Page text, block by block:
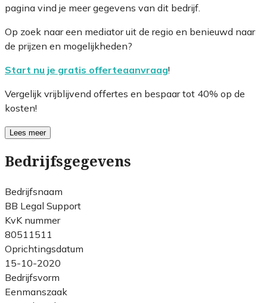
pagina vind je meer gegevens van dit bedrijf.
Op zoek naar een mediator uit de regio en benieuwd naar
de prijzen en mogelijkheden?
Start nu je gratis offerteaanvraag!
Vergelijk vrijblijvend offertes en bespaar tot 40% op de
kosten!
Lees meer
Bedrijfsgegevens
Bedrijfsnaam
BB Legal Support
KvK nummer
80511511
Oprichtingsdatum
15-10-2020
Bedrijfsvorm
Eenmanszaak